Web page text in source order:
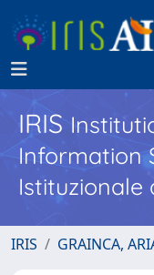
IRIS
Information
Istituzionale
IRIS GRAINCA,